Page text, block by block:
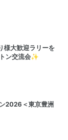
様大歓迎ラリーを
ン交流会✨
2026＜東京豊洲